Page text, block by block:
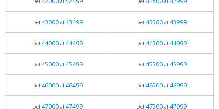
Del al Del al
Del 43000al 43499 Del 43500al 43999
Del 44000al 44499 Del 44500al 44999
Del 45000al 45499 Del 45500al 45999
Del 46000al 46499 Del 46500al 46999
Del 47000al 47499 Del 47500al 47999